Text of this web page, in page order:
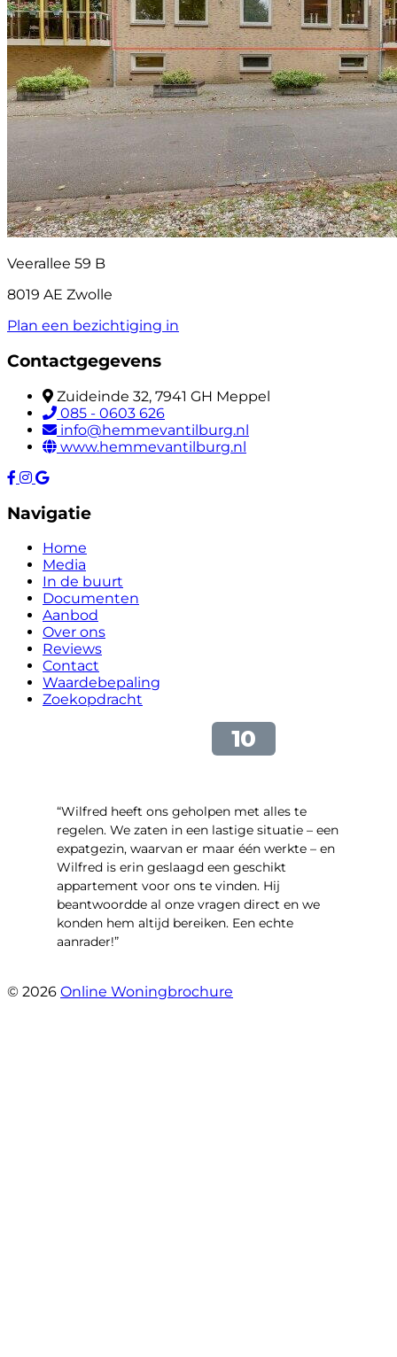
Veerallee 59 B
8019 AE Zwolle
Plan een bezichtiging in
Contactgegevens
Zuideinde 32, 7941 GH Meppel
085 - 0603 626
info@hemmevantilburg.nl
www.hemmevantilburg.nl
Navigatie
Home
Media
In de buurt
Documenten
Aanbod
Over ons
Reviews
Contact
Waardebepaling
Zoekopdracht
“Wilfred heeft ons geholpen met alles te
regelen. We zaten in een lastige situatie – een
expatgezin, waarvan er maar één werkte – en
Wilfred is erin geslaagd een geschikt
appartement voor ons te vinden. Hij
beantwoordde al onze vragen direct en we
konden hem altijd bereiken. Een echte
aanrader!”
© 2026 Online Woningbrochure